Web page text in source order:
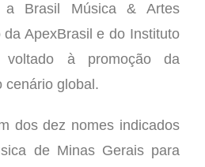
a Brasil Música & Artes
ApexBrasil e do Instituto
voltado à promoção da
cenário global.
dos dez nomes indicados
de Minas Gerais para